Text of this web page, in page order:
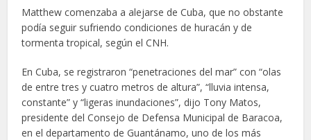
Matthew comenzaba a alejarse de Cuba, que no obstante
podía seguir sufriendo condiciones de huracán y de
tormenta tropical, según el CNH.
En Cuba, se registraron “penetraciones del mar” con “olas
de entre tres y cuatro metros de altura”, “lluvia intensa,
constante” y “ligeras inundaciones”, dijo Tony Matos,
presidente del Consejo de Defensa Municipal de Baracoa,
en el departamento de Guantánamo, uno de los más